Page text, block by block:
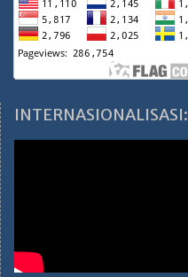
INTERNASIONALISASI: